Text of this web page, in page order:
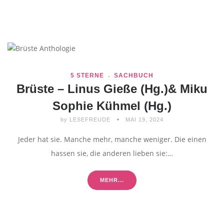
5 STERNE SACHBUCH
Brüste – Linus Gieße (Hg.)& Miku
Sophie Kühmel (Hg.)
by LESEFREUDE MAI 19, 2024
Jeder hat sie. Manche mehr, manche weniger. Die einen
hassen sie, die anderen lieben sie:…
MEHR...